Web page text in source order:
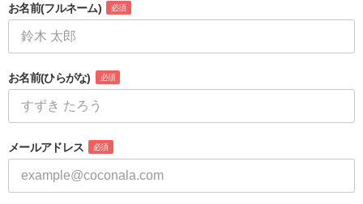
お名前(フルネーム) 必須
お名前(ひらがな) 必須
メールアドレス 必須